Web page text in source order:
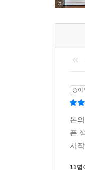
5
종이
돈
픈
시
11명